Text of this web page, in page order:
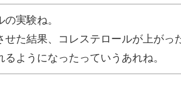
実験ね。
せた結果、コレステロールが上がっ
ようになったっていうあれね。